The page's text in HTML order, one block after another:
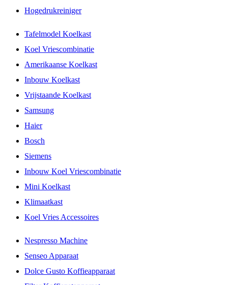
Hogedrukreiniger
Tafelmodel Koelkast
Koel Vriescombinatie
Amerikaanse Koelkast
Inbouw Koelkast
Vrijstaande Koelkast
Samsung
Haier
Bosch
Siemens
Inbouw Koel Vriescombinatie
Mini Koelkast
Klimaatkast
Koel Vries Accessoires
Nespresso Machine
Senseo Apparaat
Dolce Gusto Koffieapparaat